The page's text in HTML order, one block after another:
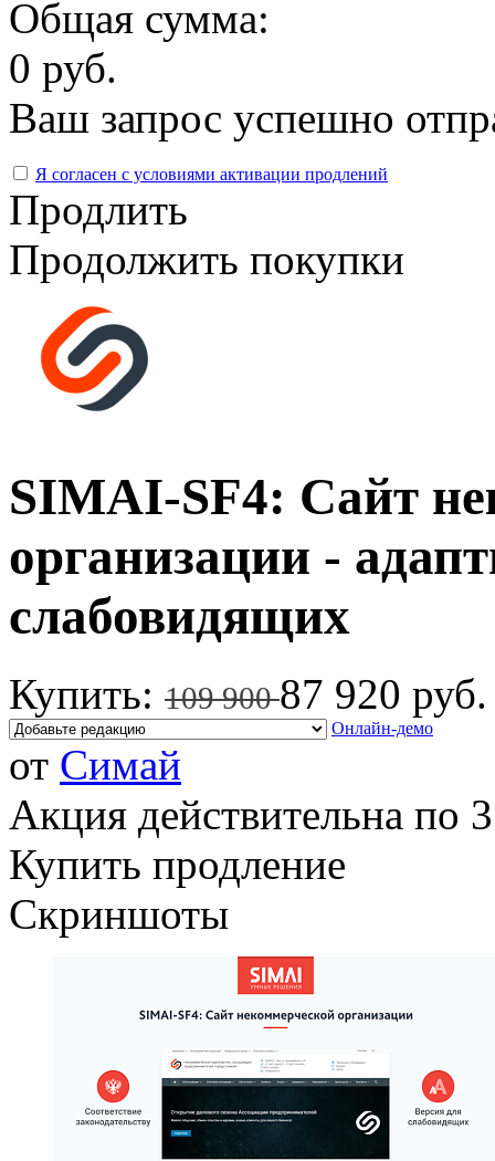
Общая сумма:
0 руб.
Ваш запрос успешно
Я согласен с условиями активации продлений
Продлить
Продолжить покупки
SIMAI-SF4: Сайт
организации -
слабовидящих
Купить: 109 90087 920 руб.
Онлайн-демо
от Симай
Акция действительна по
Купить продление
Скриншоты